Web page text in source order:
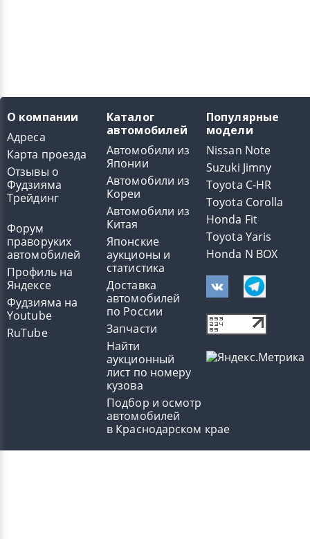
О компании
Адреса
Карта проезда
Отзывы о
Фудзияма
Трейдинг
Форум
праворуких
автомобилей
Профиль на
Яндексе
Фудзияма на
Youtube
RuTube
Каталог
автомобилей
Автомобили из
Японии
Автомобили из
Кореи
Автомобили из
Китая
Японские
аукционы и
статистика
Доставка
автомобилей
по России
Запчасти
Найти
аукционный
лист по номеру
кузова
Подбор и осмотр
автомобилей
в Краснодарском крае
Популярные
модели
Nissan Note
Suzuki Jimny
Toyota C-HR
Toyota Corolla
Honda Fit
Toyota Yaris
Honda N BOX